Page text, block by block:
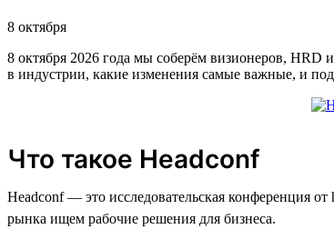
8 октября
8 октября 2026 года мы соберём визионеров,
в индустрии, какие изменения самые важные, и
Что такое Headconf
Headconf — это исследовательская конференция
рынка ищем рабочие решения для бизнеса.